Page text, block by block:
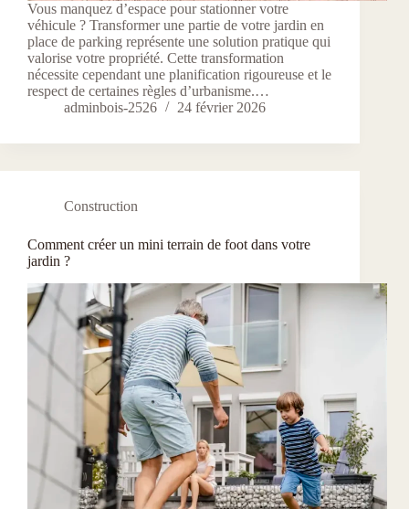
Vous manquez d’espace pour stationner votre
véhicule ? Transformer une partie de votre jardin en
place de parking représente une solution pratique qui
valorise votre propriété. Cette transformation
nécessite cependant une planification rigoureuse et le
respect de certaines règles d’urbanisme.…
adminbois-2526
24 février 2026
Construction
Comment créer un mini terrain de foot dans votre
jardin ?